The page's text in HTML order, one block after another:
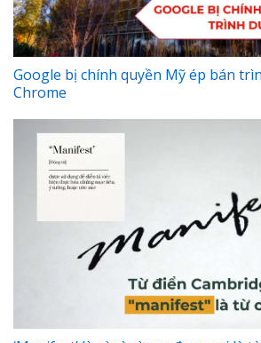
Google bị chính quyền Mỹ ép bán
Chrome